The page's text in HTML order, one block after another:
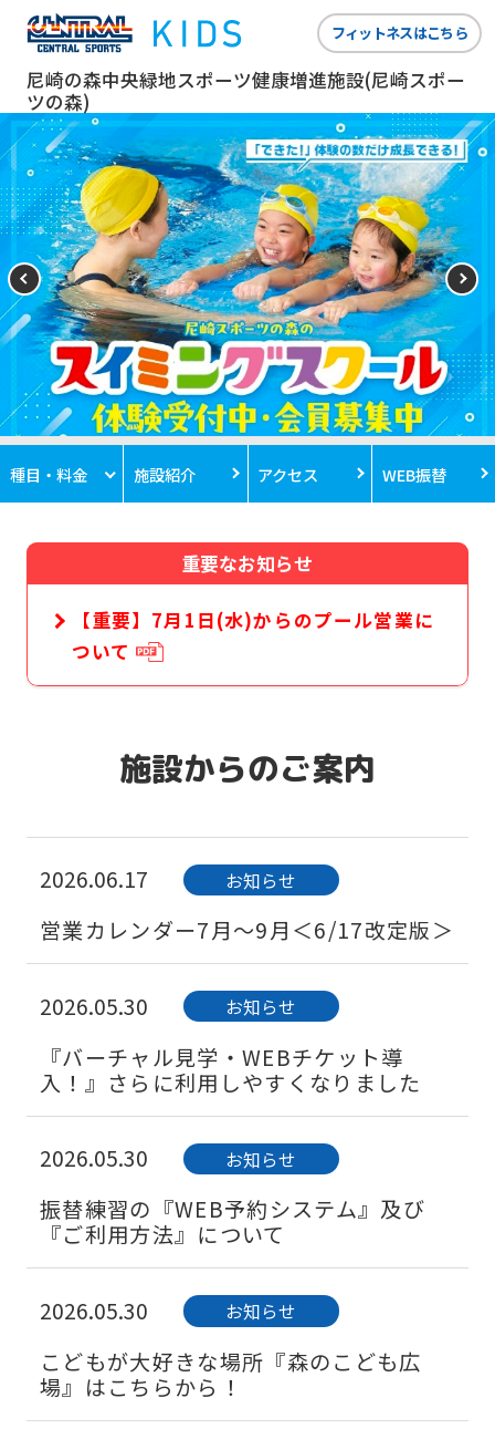
尼崎の森中央緑地スポーツ健康増進施設(尼崎スポー
ツの森)
フィットネスはこちら
種目・料金 施設紹介 アクセス WEB振替
重要なお知らせ
【重要】7月1日(水)からのプール営業に
ついて
施設からのご案内
2026.06.17 お知らせ
営業カレンダー7月～9月＜6/17改定版＞
2026.05.30 お知らせ
『バーチャル見学・WEBチケット導
入！』さらに利用しやすくなりました
2026.05.30 お知らせ
振替練習の『WEB予約システム』及び
『ご利用方法』について
2026.05.30 お知らせ
こどもが大好きな場所『森のこども広
場』はこちらから！